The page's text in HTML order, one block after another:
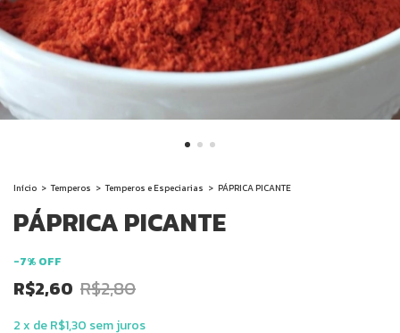
Início > Temperos > Temperos e Especiarias > PÁPRICA PICANTE
PÁPRICA PICANTE
-7% OFF
R$2,60 R$2,80
2x deR$1,30 sem juros